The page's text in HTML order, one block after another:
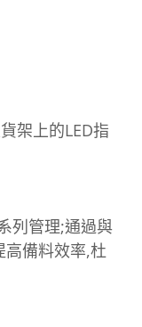
架上的LED指
列管理;通過與
高備料效率,杜